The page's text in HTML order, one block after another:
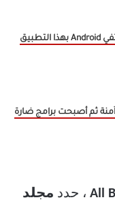
حررت 10 جيجابايت من هاتفي Android بهذا التطبيق
، حدد مجلد